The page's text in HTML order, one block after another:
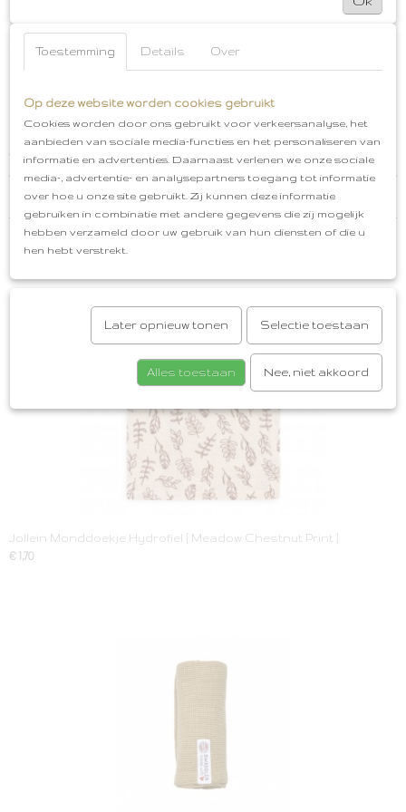
Kleuren: Caramel
p. stuk te koop
Drogen in droger
Wassen met gelijke kleuren
De doek wordt zacht na het wassen
Gratis
cadeauservice
Afhalen in Oud-Beijerland
Gratis
verzenden vanaf €50,00
Reacties
Ook interessant
Jollein Monddoekje Hydrofiel [ Meadow Chestnut Print ]
€ 1,70
Toestemming Details Over
Op deze website worden cookies gebruikt
Cookies worden door ons gebruikt voor verkeersanalyse, het
aanbieden van sociale media-functies en het personaliseren van
informatie en advertenties. Daarnaast verlenen we onze sociale
media-, advertentie- en analysepartners toegang tot informatie
over hoe u onze site gebruikt. Zij kunnen deze informatie
gebruiken in combinatie met andere gegevens die zij mogelijk
hebben verzameld door uw gebruik van hun diensten of die u
hen hebt verstrekt.
Later opnieuw tonen Selectie toestaan
Alles toestaan Nee, niet akkoord